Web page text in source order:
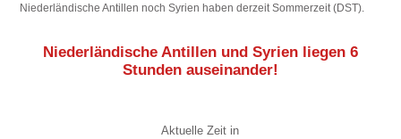
Niederländische Antillen noch Syrien haben derzeit Sommerzeit (DST).
Niederländische Antillen und Syrien liegen 6
Stunden auseinander!
Aktuelle Zeit in